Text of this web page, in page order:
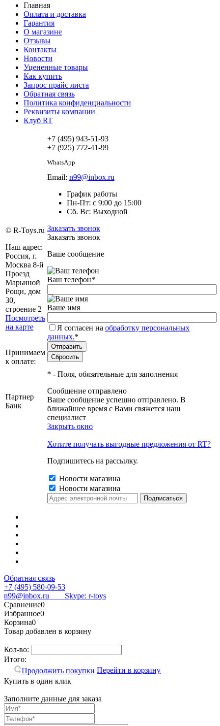
Главная
Оплата и доставка
Гарантия
О магазине
Отзывы
Контакты
Новости
Уцененные товары
Как купить
Запрос прайс листа
Обратная связь
Политика конфиденциальности
Реквизиты компании
Клуб RT
© R-Toys.ru
Наш адрес:
Россия, г.
Москва 8-й
Проезд
Марьиной
Рощи, дом
30,
строение 2
Посмотреть
на карте
Принимаем
к оплате:
Партнер
Банк
+7 (495) 943-51-93
+7 (925) 772-41-99
WhatsApp
Email: n99@inbox.ru
График работы
Пн-Пт: с 9:00 до 15:00
Сб. Вс: Выходной
Заказать звонок
Заказать звонок
Ваше сообщение
Ваш телефон*
Ваше имя
Я согласен на обработку персональных
данных.*
* - Поля, обязательные для заполнения
Сообщение отправлено
Ваше сообщение успешно отправлено. В
ближайшее время с Вами свяжется наш
специалист
Закрыть окно
Хотите получать выгодные предложения от RT?
Подпишитесь на рассылку.
Новости магазина
Новости магазина
Обратная связь
+7 (495) 580-09-53
n99@inbox.ru Skype: r-toys
Сравнение0
Избранное0
Корзина0
Товар добавлен в корзину
Кол-во:
Итого:
Продолжить покупки Перейти в корзину
Купить в один клик
Заполните данные для заказа